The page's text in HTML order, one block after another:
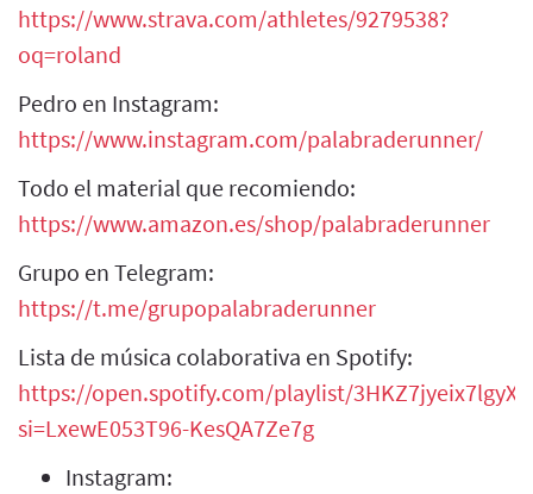
https://www.strava.com/athletes/9279538?
oq=roland
Pedro en Instagram:
https://www.instagram.com/palabraderunner/
Todo el material que recomiendo:
https://www.amazon.es/shop/palabraderunner
Grupo en Telegram:
https://t.me/grupopalabraderunner
Lista de música colaborativa en Spotify:
https://open.spotify.com/playlist/
si=LxewE053T96-KesQA7Ze7g
Instagram: